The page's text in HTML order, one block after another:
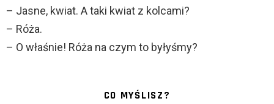
– Jasne, kwiat. A taki kwiat z kolcami?
– Róża.
– O właśnie! Róża na czym to byłyśmy?
CO MYŚLISZ?